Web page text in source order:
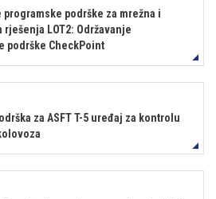
programske podrške za mrežna i
LOT2: Održavanje
podrške CheckPoint
za ASFT T-5 uređaj za kontrolu